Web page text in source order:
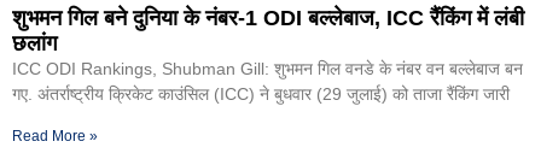
शुभमन गिल बने दुनिया के नंबर-1 ODI बल्लेबाज, ICC रैंकिंग में लंबी
छलांग
ICC ODI Rankings, Shubman Gill: शुभमन गिल वनडे के नंबर वन बल्लेबाज बन
गए. अंतर्राष्ट्रीय क्रिकेट काउंसिल (ICC) ने बुधवार (29 जुलाई) को ताजा रैंकिंग जारी
Read More »